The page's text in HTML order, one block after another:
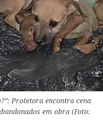
Protetora encontra cena
em obra (Foto: